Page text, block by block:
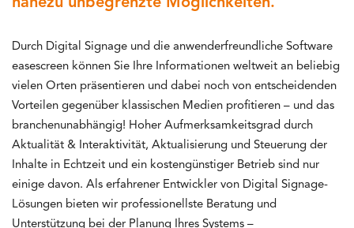
nahezu unbegrenzte Möglichkeiten.
Durch Digital Signage und die anwenderfreundliche Software
easescreen können Sie Ihre Informationen weltweit an beliebig
vielen Orten präsentieren und dabei noch von entscheidenden
Vorteilen gegenüber klassischen Medien profitieren – und das
branchenunabhängig! Hoher Aufmerksamkeitsgrad durch
Aktualität & Interaktivität, Aktualisierung und Steuerung der
Inhalte in Echtzeit und ein kostengünstiger Betrieb sind nur
einige davon. Als erfahrener Entwickler von Digital Signage-
Lösungen bieten wir professionellste Beratung und
Unterstützung bei der Planung Ihres Systems –